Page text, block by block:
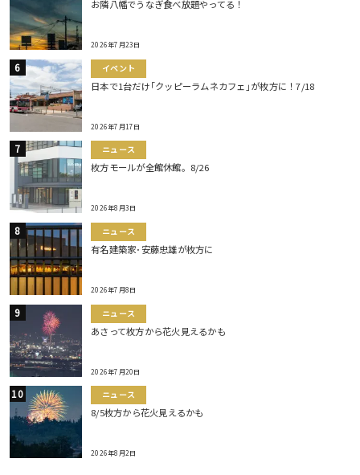
お隣八幡でうなぎ食べ放題やってる！
2026年7月23日
イベント
日本で1台だけ｢クッピーラムネカフェ｣が枚方に！7/18
2026年7月17日
ニュース
枚方モールが全館休館。8/26
2026年8月3日
ニュース
有名建築家･安藤忠雄が枚方に
2026年7月8日
ニュース
あさって枚方から花火見えるかも
2026年7月20日
ニュース
8/5枚方から花火見えるかも
2026年8月2日